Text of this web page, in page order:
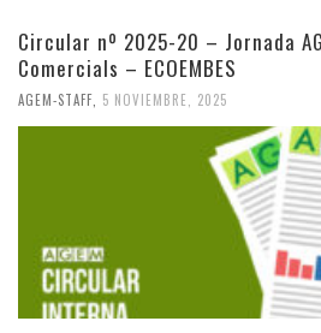
Circular nº 2025-20 – Jornada
Comercials – ECOEMBES
AGEM-STAFF 5 NOVIEMBRE, 2025